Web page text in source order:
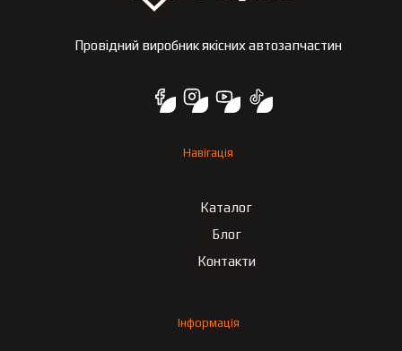
Провідний виробник якісних автозапчастин
Навігація
Каталог
Блог
Контакти
Інформація